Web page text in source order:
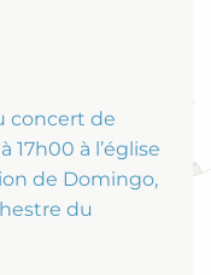
concert de
17h00 à l’église
de Domingo,
du